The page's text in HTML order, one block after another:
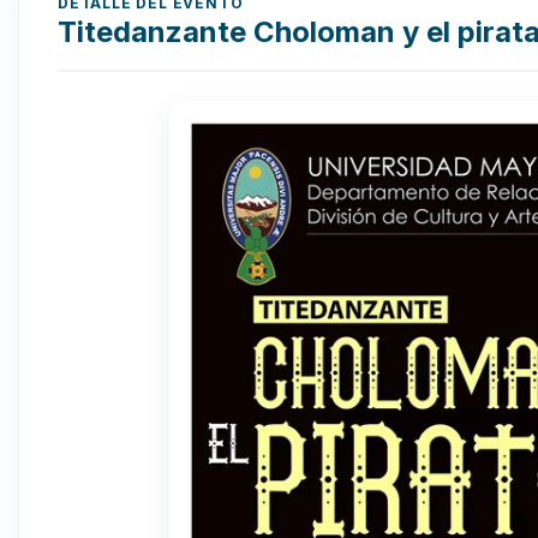
Titedanzante Choloman y el